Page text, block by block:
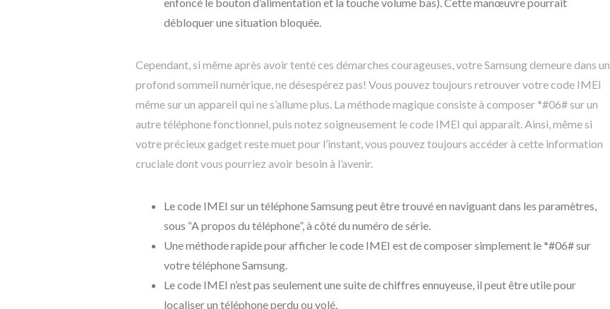
débloquer une situation bloquée.
Cependant, si même après avoir tenté ces démarches courageuses, votre Samsung demeure dans un
profond sommeil numérique, ne désespérez pas! Vous pouvez toujours retrouver votre code IMEI
même sur un appareil qui ne s’allume plus. La méthode magique consiste à composer *#06# sur un
autre téléphone fonctionnel, puis notez soigneusement le code IMEI qui apparaît. Ainsi, même si
votre précieux gadget reste muet pour l’instant, vous pouvez toujours accéder à cette information
cruciale dont vous pourriez avoir besoin à l’avenir.
Le code IMEI sur un téléphone Samsung peut être trouvé en naviguant dans les paramètres,
sous “A propos du téléphone”, à côté du numéro de série.
Une méthode rapide pour afficher le code IMEI est de composer simplement le *#06# sur
votre téléphone Samsung.
Le code IMEI n’est pas seulement une suite de chiffres ennuyeuse, il peut être utile pour
localiser un téléphone perdu ou volé.